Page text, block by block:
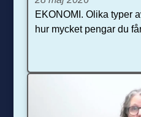
EKONOMI. Olika typer
hur mycket pengar du